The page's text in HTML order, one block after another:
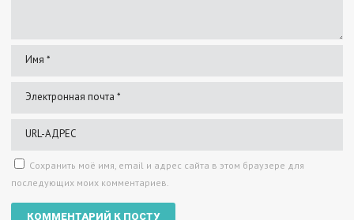
Сохранить моё имя, email и адрес сайта в этом браузере для
последующих моих комментариев.